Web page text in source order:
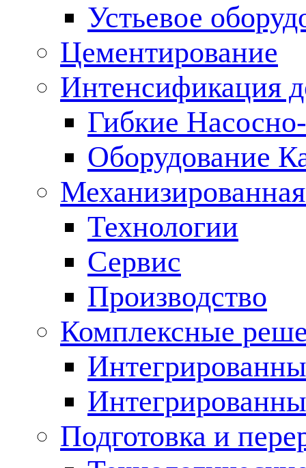
Устьевое
Цементирование
Интенсификация
Гибкие
Оборудование
Технологии
Сервис
Производство
Комплексные
Подготовка и